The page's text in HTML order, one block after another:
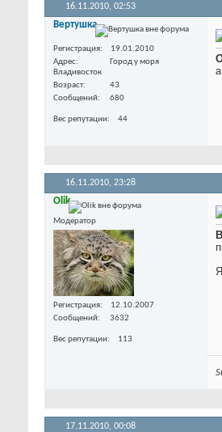
16.11.2010, 02:53
Вертушка
Регистрация
19.01.2010
Адрес
Город у моря
Владивосток
Возраст
43
Сообщений
680
Вес репутации 44
16.11.2010, 23:28
Olik
Модератор
Регистрация
12.10.2007
Сообщений
3632
Вес репутации 113
17.11.2010, 00:08